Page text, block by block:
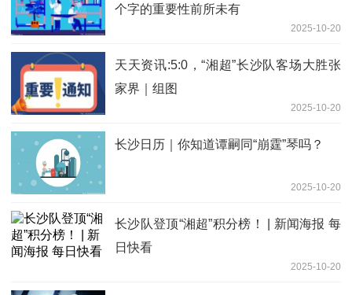
个字的重要性前所未有
2025-10-20
天天资讯:5:0，“湘超”长沙队客场大胜张
家界｜组图
2025-10-20
长沙日历｜你知道谭嗣同“崩霆”琴吗？
2025-10-20
长沙队登顶“湘超”积分榜！ | 新闻海报 每
日快看
2025-10-20